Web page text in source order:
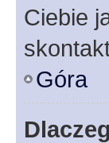
Ciebie
Góra